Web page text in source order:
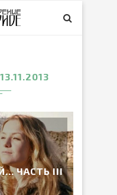
13.11.2013
ЧАСТЬ III